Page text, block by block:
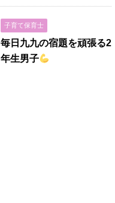
子育て保育士
毎日九九の宿題を頑張る2
年生男子